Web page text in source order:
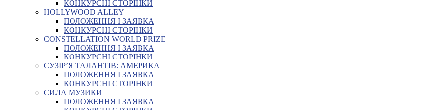
КОНКУРСНІ СТОРІНКИ
HOLLYWOOD ALLEY
ПОЛОЖЕННЯ І ЗАЯВКА
КОНКУРСНІ СТОРІНКИ
CONSTELLATION WORLD PRIZE
ПОЛОЖЕННЯ І ЗАЯВКА
КОНКУРСНІ СТОРІНКИ
СУЗІР’Я ТАЛАНТІВ: АМЕРИКА
ПОЛОЖЕННЯ І ЗАЯВКА
КОНКУРСНІ СТОРІНКИ
СИЛА МУЗИКИ
ПОЛОЖЕННЯ І ЗАЯВКА